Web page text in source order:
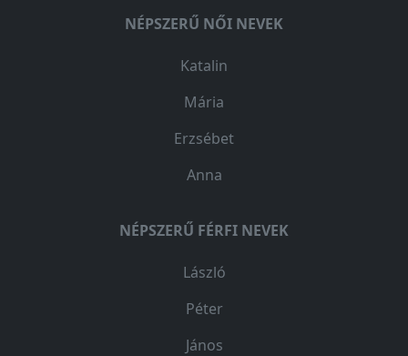
NÉPSZERŰ NŐI NEVEK
Katalin
Mária
Erzsébet
Anna
NÉPSZERŰ FÉRFI NEVEK
László
Péter
János